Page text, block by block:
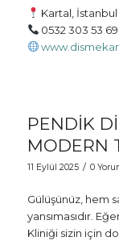
Kartal, İstanbul
0532 303 53 69
PENDIK
MODERN
11 Eylül 2025 / 0
Gülüşünüz, hem
yansımasıdır.
Kliniği sizin için